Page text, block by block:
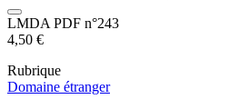
LMDA PDF n°243
4,50 €
Rubrique
Domaine étranger